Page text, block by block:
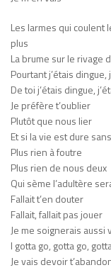
Les larmes qui coulent
plus
La brume sur le rivage
Pourtant j’étais
De toi j’étais dingue,
Je préfère t’oublier
Plutôt que nous lier
Et si la vie est dure
Plus rien à foutre
Plus rien de nous deux
Qui sème l’adultère
Fallait t’en douter
Fallait, fallait pas jouer
Je me soignerais aussi
I gotta go, gotta go,
Je vais devoir